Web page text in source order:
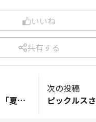
いいね
共有する
7月のテーマ：「夏野菜オススメアレンジ🌞」#かけて食べる梅だれ #私の梅だレシピ夏に食べたい冷やしそうめんきゅうりともずくをトッピングします。梅だれは味変で使いたいです。よろしくお願いします🤗
次の投稿